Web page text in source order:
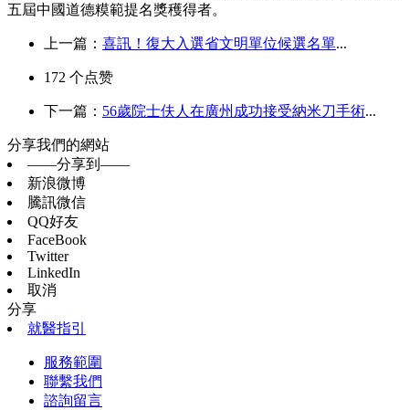
五屆中國道德糢範提名獎穫得者。
上一篇： 喜訊！復大入選省文明單位候選名單...
172 个点赞
下一篇： 56歲院士伕人在廣州成功接受納米刀手術...
分享我們的網站
——分享到——
新浪微博
騰訊微信
QQ好友
FaceBook
Twitter
LinkedIn
取消
分享
就醫指引
服務範圍
聯繫我們
諮詢留言